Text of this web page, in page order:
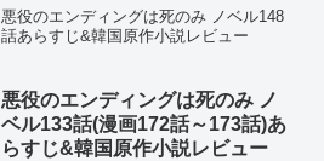
悪役のエンディングは死のみ ノベル148
話あらすじ&韓国原作小説レビュー
悪役のエンディングは死のみ ノ
ベル133話(漫画172話～173話)あ
らすじ&韓国原作小説レビュー